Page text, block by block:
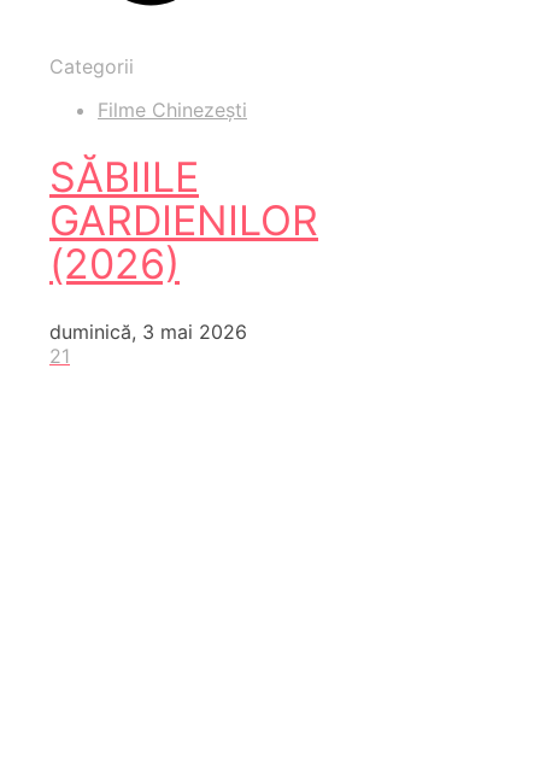
Categorii
Filme Chinezești
SĂBIILE
GARDIENILOR
(2026)
duminică, 3 mai 2026
21